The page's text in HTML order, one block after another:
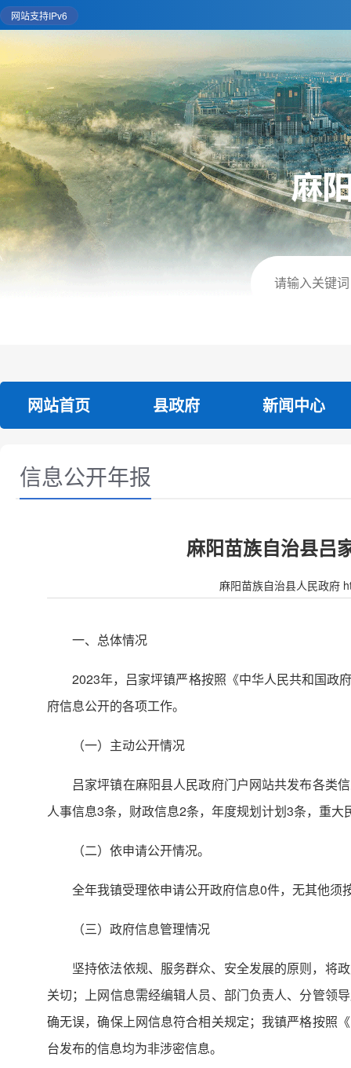
网站支持IPv6
网站首页 县政府 新闻中心
信息公开年报
麻阳苗族自治县吕
麻阳苗族自治县人民政府
一、总体情况
2023年，吕家坪镇严格按照《中华人民共和国政
府信息公开的各项工作。
（一）主动公开情况
吕家坪镇在麻阳县人民政府门户网站共发布各类
人事信息3条，财政信息2条，年度规划计划3条，重大
（二）依申请公开情况。
全年我镇受理依申请公开政府信息0件，无其他须
（三）政府信息管理情况
坚持依法依规、服务群众、安全发展的原则，将
关切；上网信息需经编辑人员、部门负责人、分管领
确无误，确保上网信息符合相关规定；我镇严格按照
台发布的信息均为非涉密信息。